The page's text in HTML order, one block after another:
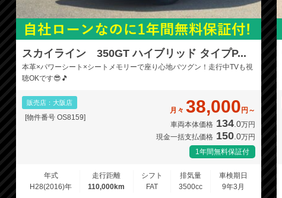
スカイライン 350GT ハイブリッド タイプP...
本革×パワーシート×シートメモリーで座り心地バツグン！走行中TVも視
聴OKです😎🎵
販売店：大阪店
[物件番号 OS8159]
月々 38,000 円～
車両本体価格 134.0万円
現金一括支払価格 150.0万円
1年間無料保証付
年式
H28(2016)年
走行距離
110,000km
シフト
FAT
排気量
3500cc
車検期日
9年3月